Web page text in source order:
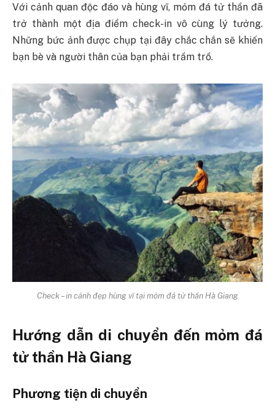
Với cảnh quan độc đáo và hùng vĩ, mỏm đá tử thần đã
trở thành một địa điểm check-in vô cùng lý tưởng.
Những bức ảnh được chụp tại đây chắc chắn sẽ khiến
bạn bè và người thân của bạn phải trầm trồ.
Check – in cảnh đẹp hùng vĩ tại mỏm đá tử thần Hà Giang
Hướng dẫn di chuyển đến mỏm đá
tử thần Hà Giang
Phương tiện di chuyển